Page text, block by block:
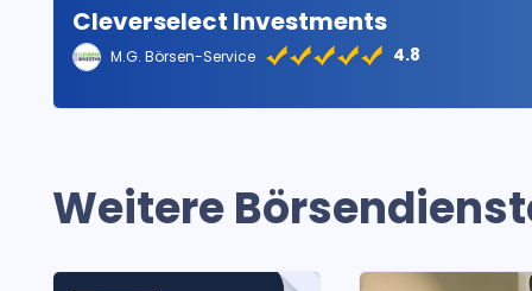
Cleverselect Investments
M.G. Börsen-Service 4.8
Weitere